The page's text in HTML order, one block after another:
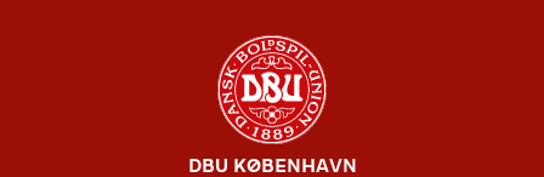
DBU KØBENHAVN